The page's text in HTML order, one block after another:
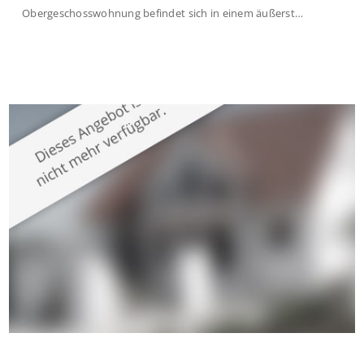
Obergeschosswohnung befindet sich in einem äußerst
großzügige Räume und eine hochwertige Ausstattung, die
modernen Wohnkomfort mit einem stilvollen Ambiente
verbindet. Der […]